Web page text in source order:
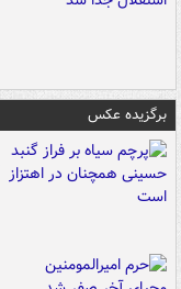
برگزیده عکس